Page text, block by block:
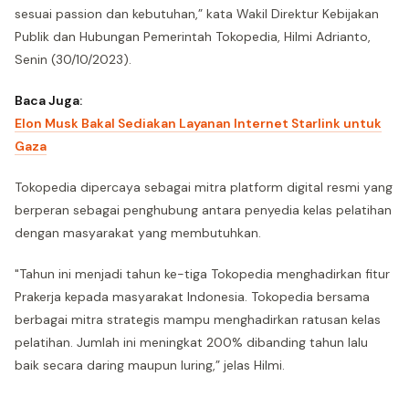
sesuai passion dan kebutuhan,” kata Wakil Direktur Kebijakan
Publik dan Hubungan Pemerintah Tokopedia, Hilmi Adrianto,
Senin (30/10/2023).
Baca Juga:
Elon Musk Bakal Sediakan Layanan Internet Starlink untuk
Gaza
Tokopedia dipercaya sebagai mitra platform digital resmi yang
berperan sebagai penghubung antara penyedia kelas pelatihan
dengan masyarakat yang membutuhkan.
"Tahun ini menjadi tahun ke-tiga Tokopedia menghadirkan fitur
Prakerja kepada masyarakat Indonesia. Tokopedia bersama
berbagai mitra strategis mampu menghadirkan ratusan kelas
pelatihan. Jumlah ini meningkat 200% dibanding tahun lalu
baik secara daring maupun luring,” jelas Hilmi.